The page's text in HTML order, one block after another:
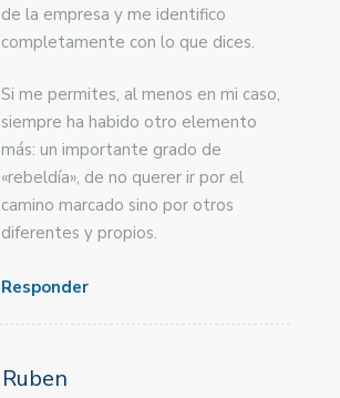
de la empresa y me identifico
completamente con lo que dices.
Si me permites, al menos en mi caso,
siempre ha habido otro elemento
más: un importante grado de
«rebeldía», de no querer ir por el
camino marcado sino por otros
diferentes y propios.
Responder
Ruben